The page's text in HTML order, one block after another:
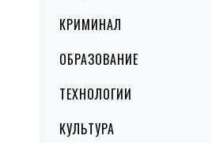
КРИМИНАЛ
ОБРАЗОВАНИЕ
ТЕХНОЛОГИИ
КУЛЬТУРА